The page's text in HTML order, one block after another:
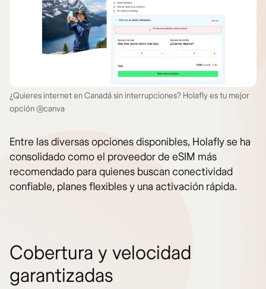
¿Quieres internet en Canadá sin interrupciones? Holafly es tu mejor
opción @canva
Entre las diversas opciones disponibles, Holafly se ha
consolidado como el proveedor de eSIM más
recomendado para quienes buscan conectividad
confiable, planes flexibles y una activación rápida.
Cobertura y velocidad
garantizadas